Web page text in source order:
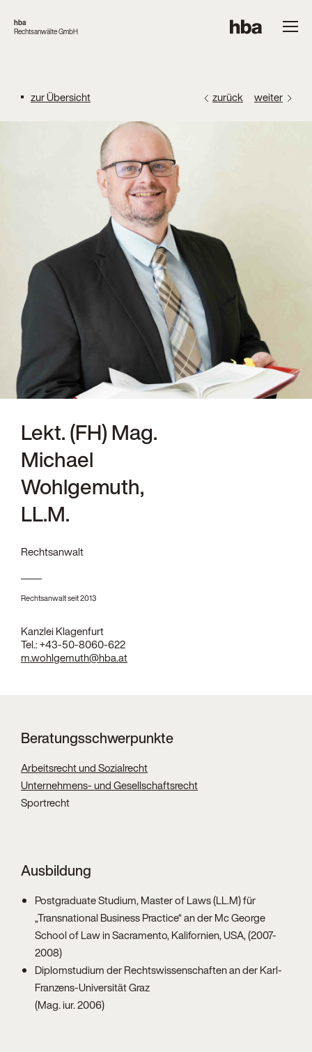
hba
Rechtsanwälte GmbH
zur Übersicht zurück weiter
Lekt. (FH) Mag.
Michael
Wohlgemuth,
LL.M.
Rechtsanwalt
Rechtsanwalt seit 2013
Kanzlei Klagenfurt
Tel.:+43-50-8060-622
m.wohlgemuth@hba.at
Beratungsschwerpunkte
Arbeitsrecht und Sozialrecht
Unternehmens- und Gesellschaftsrecht
Sportrecht
Ausbildung
Postgraduate Studium, Master of Laws (LL.M) für
„Transnational Business Practice“ an der Mc George
School of Law in Sacramento, Kalifornien, USA, (2007-
2008)
Diplomstudium der Rechtswissenschaften an der Karl-
Franzens-Universität Graz
(Mag. iur. 2006)